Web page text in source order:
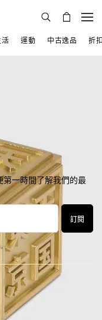
活 運動 中古逸品 折
一時間了解我們的最
訂閱